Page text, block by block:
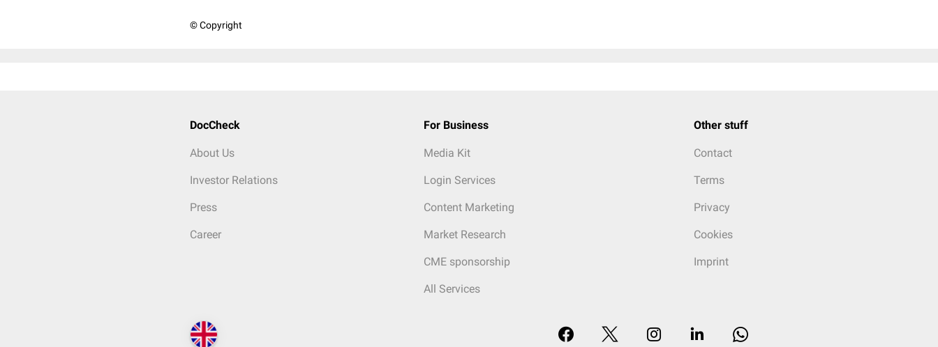
© Copyright
DocCheck
About Us
Investor Relations
Press
Career
For Business
Media Kit
Login Services
Content Marketing
Market Research
CME sponsorship
All Services
Other stuff
Contact
Terms
Privacy
Cookies
Imprint